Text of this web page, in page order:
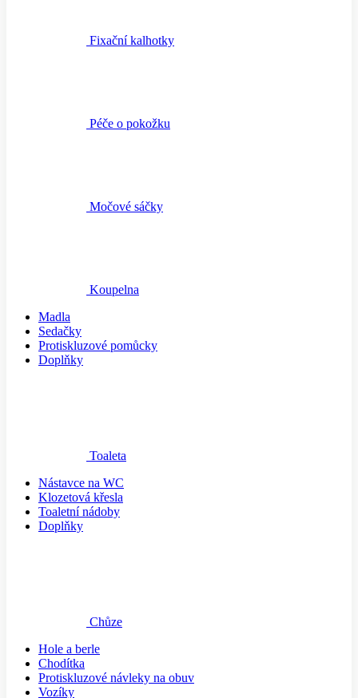
Fixační kalhotky
Péče o pokožku
Močové sáčky
Koupelna
Madla
Sedačky
Protiskluzové pomůcky
Doplňky
Toaleta
Nástavce na WC
Klozetová křesla
Toaletní nádoby
Doplňky
Chůze
Hole a berle
Chodítka
Protiskluzové návleky na obuv
Vozíky